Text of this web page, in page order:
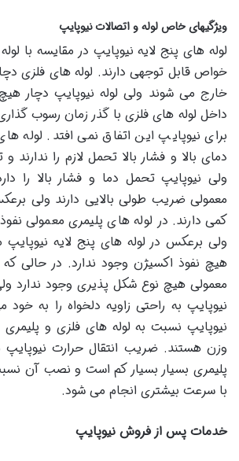
ویژگیهای خاص لوله و اتصالات نیوپایپ
لوله های پنج لایه نیوپایپ در مقایسه با
خواص قابل توجهی دارند. لوله های فلزی
خارج می شوند ولی لوله نیوپایپ دچار
داخل لوله های فلزی با گذر زمان رسوب
برای نیوپایپ این اتفاق نمی افتد. لوله
دمای بالا و فشار بالا تحمل لازم را
ولی نیوپایپ تحمل دما و فشار بالا را
معمولی ضریب طولی بالایی دارند ولی
کمی دارند. در لوله های پلیمری معمولی
ولی برعکس در لوله های پنج لایه نیوپایپ
هیچ نفوذ اکسیژن وجود ندارد. در حالی که
معمولی هیچ نوع شکل پذیری وجود ندارد
نیوپایپ به راحتی زاویه دلخواه را به خود
نیوپایپ نسبت به لوله های فلزی و
وزن هستند. ضریب انتقال حرارت نیوپایپ
پلیمری بسیار بسیار کم است و نصب آن
با سرعت بیشتری انجام می شود.
خدمات پس از فروش نیوپایپ